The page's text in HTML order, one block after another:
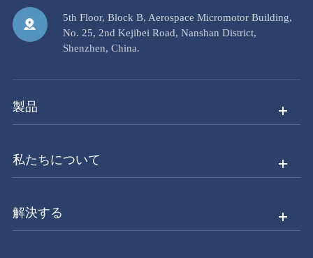
5th Floor, Block B, Aerospace Micromotor Building,
No. 25, 2nd Kejibei Road, Nanshan District,
Shenzhen, China.
製品
私たちについて
解決する